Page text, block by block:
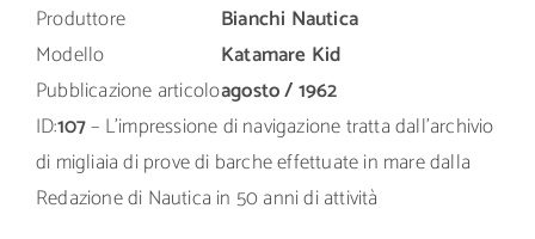
Produttore
Bianchi Nautica
Modello
Katamare Kid
Pubblicazione articoloagosto / 1962
ID:107– L’impressione di navigazione tratta dall’archivio
di migliaia di prove di barche effettuate in mare dalla
Redazione di Nautica in 50 anni di attività